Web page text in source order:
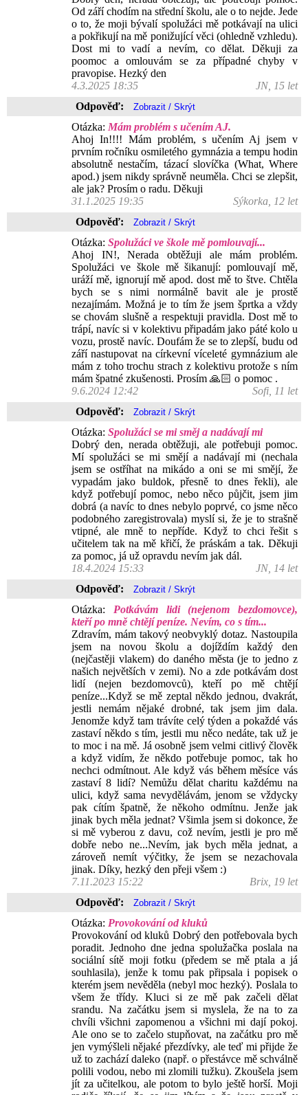
Od září chodím na střední školu, ale o to nejde. Jede
o to, že moji bývalí spolužáci mě potkávají na ulici
a pokřikují na mě ponižující věci (ohledně vzhledu).
Dost mi to vadí a nevím, co dělat. Děkuji za
poomoc a omlouvám se za případné chyby v
pravopise. Hezký den
4.3.2025 18:35
JN, 15 let
Odpověď:
Otázka: Mám problém s učením AJ.
Ahoj In!!!! Mám problém, s učením Aj jsem v
prvním ročníku osmiletého gymnázia a tempu hodin
absolutně nestačím, tázací slovíčka (What, Where
apod.) jsem nikdy správně neuměla. Chci se zlepšit,
ale jak? Prosím o radu. Děkuji
31.1.2025 19:35
Sýkorka, 12 let
Odpověď:
Otázka: Spolužáci ve škole mě pomlouvají...
Ahoj IN!, Nerada obtěžuji ale mám problém.
Spolužáci ve škole mě šikanují: pomlouvají mě,
uráží mě, ignorují mě apod. dost mě to štve. Chtěla
bych se s nimi normálně bavit ale je prostě
nezajímám. Možná je to tím že jsem šprtka a vždy
se chovám slušně a respektuji pravidla. Dost mě to
trápí, navíc si v kolektivu připadám jako páté kolo u
vozu, prostě navíc. Doufám že se to zlepší, budu od
září nastupovat na církevní víceleté gymnázium ale
mám z toho trochu strach z kolektivu protože s ním
mám špatné zkušenosti. Prosím 🙏🏻 o pomoc .
9.6.2024 12:42
Sofi, 11 let
Odpověď:
Otázka: Spolužáci se mi směj a nadávají mi
Dobrý den, nerada obtěžuji, ale potřebuji pomoc.
Mí spolužáci se mi smějí a nadávají mi (nechala
jsem se ostříhat na mikádo a oni se mi smějí, že
vypadám jako buldok, přesně to dnes řekli), ale
když potřebují pomoc, nebo něco půjčit, jsem jim
dobrá (a navíc to dnes nebylo poprvé, co jsme něco
podobného zaregistrovala) myslí si, že je to strašně
vtipné, ale mně to nepříde. Když to chci řešit s
učitelem tak na mě křičí, že práskám a tak. Děkuji
za pomoc, já už opravdu nevím jak dál.
18.4.2024 15:33
JN, 14 let
Odpověď:
Otázka: Potkávám lidi (nejenom bezdomovce),
kteří po mně chtějí peníze. Nevím, co s tím...
Zdravím, mám takový neobvyklý dotaz. Nastoupila
jsem na novou školu a dojíždím každý den
(nejčastěji vlakem) do daného města (je to jedno z
našich největších v zemi). No a zde potkávám dost
lidí (nejen bezdomovců), kteří po mě chtějí
peníze...Když se mě zeptal někdo jednou, dvakrát,
jestli nemám nějaké drobné, tak jsem jim dala.
Jenomže když tam trávíte celý týden a pokaždé vás
zastaví někdo s tím, jestli mu něco nedáte, tak už je
to moc i na mě. Já osobně jsem velmi citlivý člověk
a když vidím, že někdo potřebuje pomoc, tak ho
nechci odmítnout. Ale když vás během měsíce vás
zastaví 8 lidí? Nemůžu dělat charitu každému na
ulici, když sama nevydělávám, jenom se vždycky
pak cítím špatně, že někoho odmítnu. Jenže jak
jinak bych měla jednat? Všimla jsem si dokonce, že
si mě vyberou z davu, což nevím, jestli je pro mě
dobře nebo ne...Nevím, jak bych měla jednat, a
zároveň nemít výčitky, že jsem se nezachovala
jinak. Díky, hezký den přeji všem :)
7.11.2023 15:22
Brix, 19 let
Odpověď:
Otázka: Provokování od kluků
Provokování od kluků Dobrý den potřebovala bych
poradit. Jednoho dne jedna spolužačka poslala na
sociální sítě moji fotku (předem se mě ptala a já
souhlasila), jenže k tomu pak připsala i popisek o
kterém jsem nevěděla (nebyl moc hezký). Poslala to
všem že třídy. Kluci si ze mě pak začeli dělat
srandu. Na začátku jsem si myslela, že na to za
chvíli všichni zapomenou a všichni mi dají pokoj.
Ale ono se to začelo stupňovat, na začátku pro mě
jen vymýšleli nějaké přezdívky, ale teď mi přijde že
už to zachází daleko (např. o přestávce mě schválně
polili vodou, nebo mi zlomili tužku). Zkoušela jsem
jít za učitelkou, ale potom to bylo ještě horší. Moji